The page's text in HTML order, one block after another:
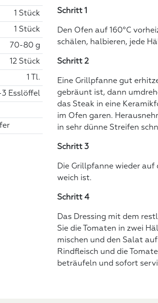
1 Stück
1 Stück
70-80 g
12 Stück
1 Tl.
3 Esslöffel
Schritt 1
Den Ofen auf 160°C
schälen, halbieren, jede
Schritt 2
Eine Grillpfanne gut
gebräunt ist, dann
das Steak in eine
im Ofen garen.
in sehr dünne Streifen
Schritt 3
Die Grillpfanne wieder
weich ist.
Schritt 4
Das Dressing mit dem
Sie die Tomaten in zwei
mischen und den Salat
Rindfleisch und die
beträufeln und sofort